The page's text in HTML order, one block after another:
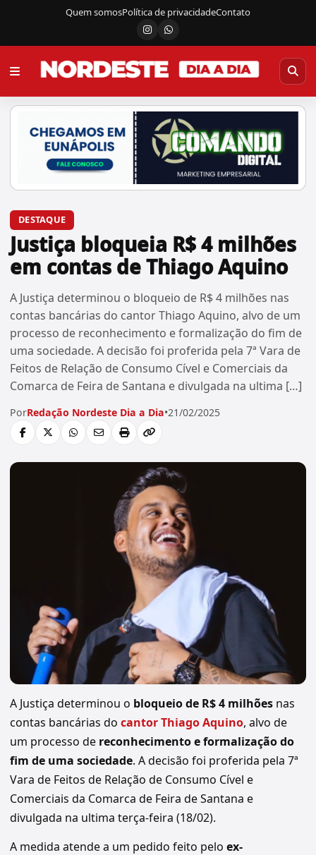
Quem somosPolítica de privacidadeContato
InstagramCanal do WhatsApp
DESTAQUE
Justiça bloqueia R$ 4 milhões
em contas de Thiago Aquino
A Justiça determinou o bloqueio de R$ 4 milhões nas
contas bancárias do cantor Thiago Aquino, alvo de um
processo de reconhecimento e formalização do fim de
uma sociedade. A decisão foi proferida pela 7ª Vara de
Feitos de Relação de Consumo Cível e Comerciais da
Comarca de Feira de Santana e divulgada na ultima […]
PorRedação Nordeste Dia a Dia•21/02/2025
A Justiça determinou o bloqueio de R$ 4 milhões nas
contas bancárias do cantor Thiago Aquino, alvo de
um processo de reconhecimento e formalização do
fim de uma sociedade. A decisão foi proferida pela 7ª
Vara de Feitos de Relação de Consumo Cível e
Comerciais da Comarca de Feira de Santana e
divulgada na ultima terça-feira (18/02).
A medida atende a um pedido feito pelo ex-